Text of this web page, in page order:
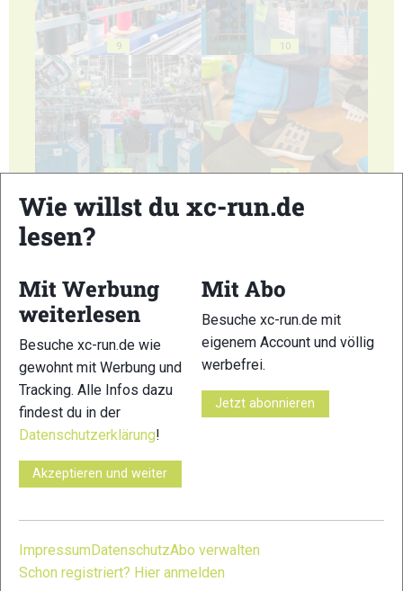
9 10
11 12
15
Wie willst du xc-run.de
lesen?
Mit Werbung
weiterlesen
Besuche xc-run.de wie
gewohnt mit Werbung und
Tracking. Alle Infos dazu
findest du in der
Datenschutzerklärung!
Akzeptieren und weiter
Mit Abo
Besuche xc-run.de mit
eigenem Account und völlig
werbefrei.
Jetzt abonnieren
Impressum DatenschutzAbo verwalten
Schon registriert? Hier anmelden